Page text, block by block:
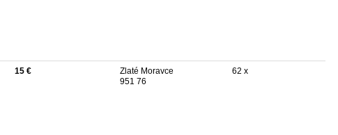
15 €
Zlaté Moravce
951 76
62 x